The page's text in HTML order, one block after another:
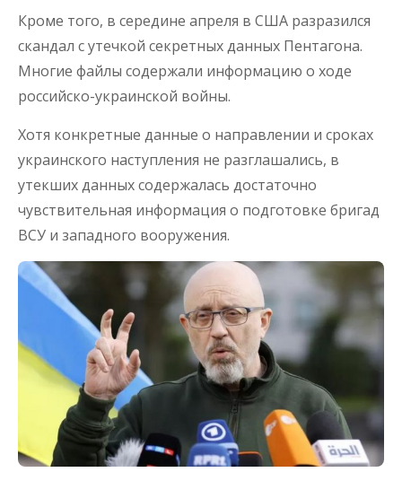
Кроме того, в середине апреля в США разразился
скандал с утечкой секретных данных Пентагона.
Многие файлы содержали информацию о ходе
российско-украинской войны.
Хотя конкретные данные о направлении и сроках
украинского наступления не разглашались, в
утекших данных содержалась достаточно
чувствительная информация о подготовке бригад
ВСУ и западного вооружения.